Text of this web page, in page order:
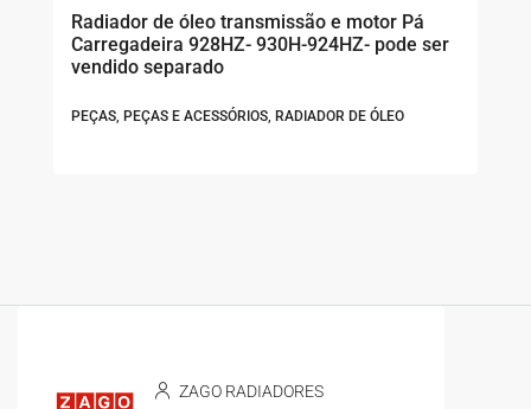
Radiador de óleo transmissão e motor Pá
Carregadeira 928HZ- 930H-924HZ- pode ser
vendido separado
PEÇAS, PEÇAS E ACESSÓRIOS, RADIADOR DE ÓLEO
ZAGO RADIADORES